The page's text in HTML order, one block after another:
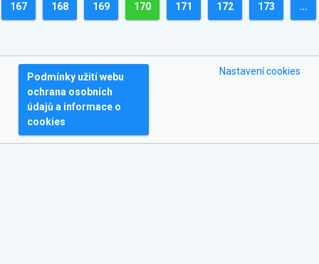
167 168 169 170 171 172 173 ...
Podmínky užití webu
ochrana osobních
údajů a informace o
cookies
Nastavení cookies